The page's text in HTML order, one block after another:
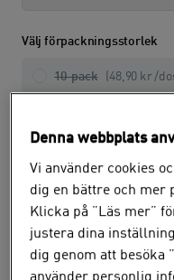
Välj förpackningsstorlek
10-pack (48,90 kr /
50-pack (46,46 kr /
Bevaka produkt
Denna webbplats
Vi använder cookies
dig en bättre och mer
Klicka på ”Läs mer”
justera dina
dig genom att besöka